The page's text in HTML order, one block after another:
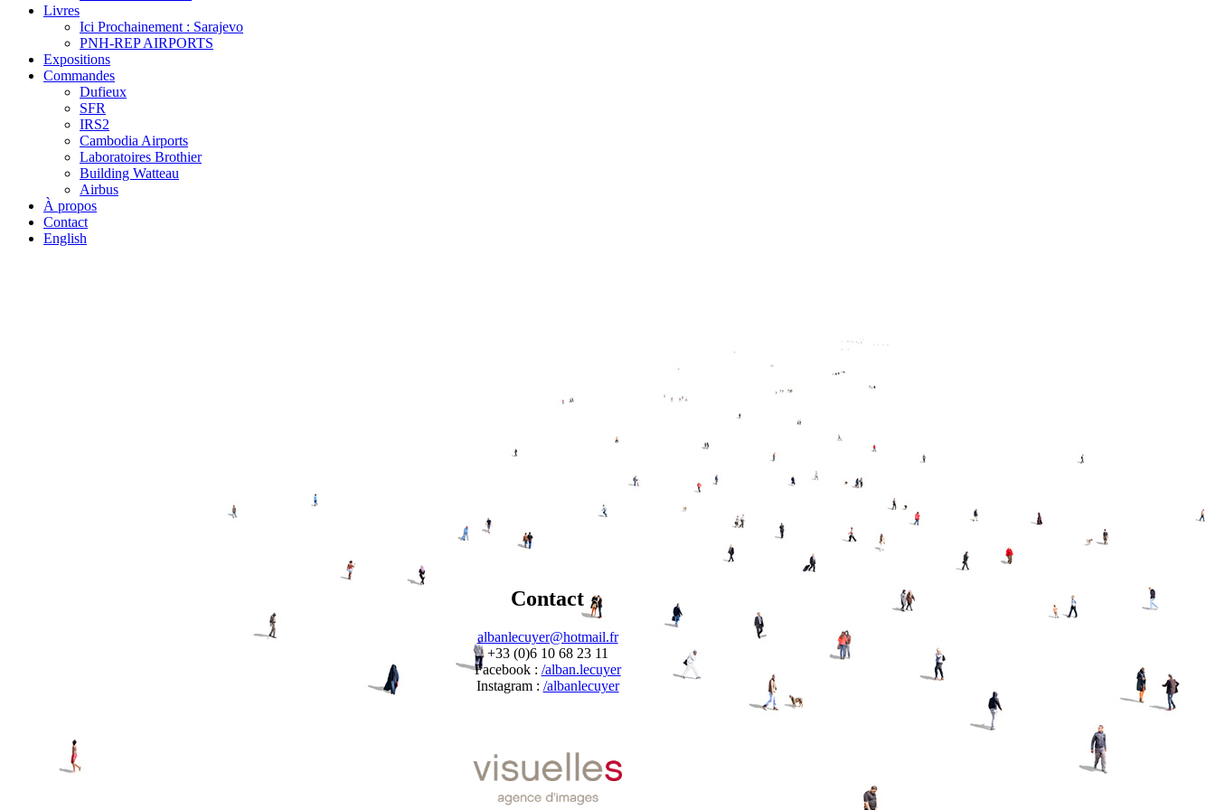
Livres
Ici Prochainement : Sarajevo
PNH-REP AIRPORTS
Expositions
Commandes
Dufieux
SFR
IRS2
Cambodia Airports
Laboratoires Brothier
Building Watteau
Airbus
À propos
Contact
English
Contact
albanlecuyer@hotmail.fr
+33 (0)6 10 68 23 11
Facebook : /alban.lecuyer
Instagram : /albanlecuyer